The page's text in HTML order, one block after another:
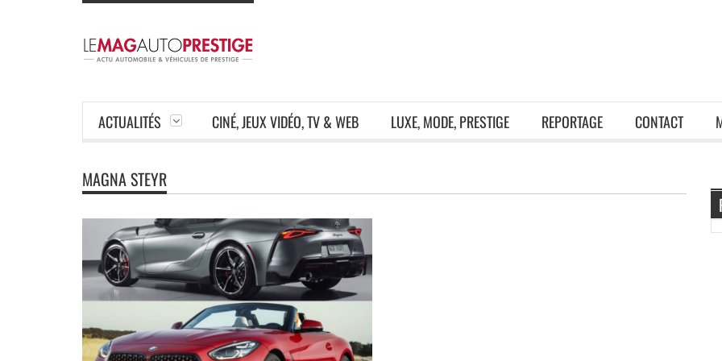
ACTUALITÉS CINÉ, JEUX VIDÉO, TV & WEB LUXE, MODE, PRESTIGE REPORTAGE CONTACT
MAGNA STEYR